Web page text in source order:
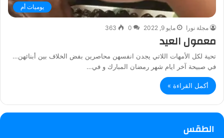
يوميات أم
مجلة نورا مايو 9, 2022 0
363
معمول العيد
تحية لكل الأمهات اللاتي يجدن انفسهن محاصرين بفض الخلاف بين أبنائهن…
في صبيحة آخر ايام شهر رمضان المبارك و في…
أكمل القراءة »
الطقس